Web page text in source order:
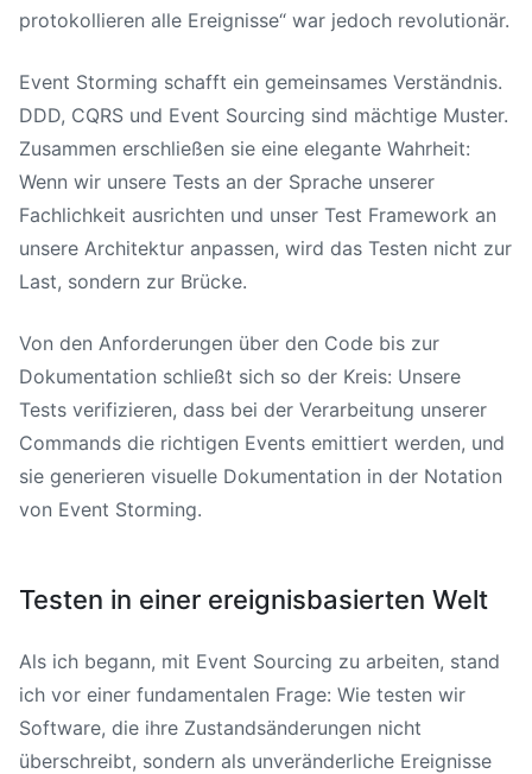
protokollieren alle Ereignisse“ war jedoch revolutionär.
Event Storming schafft ein gemeinsames Verständnis.
DDD, CQRS und Event Sourcing sind mächtige Muster.
Zusammen erschließen sie eine elegante Wahrheit:
Wenn wir unsere Tests an der Sprache unserer
Fachlichkeit ausrichten und unser Test Framework an
unsere Architektur anpassen, wird das Testen nicht zur
Last, sondern zur Brücke.
Von den Anforderungen über den Code bis zur
Dokumentation schließt sich so der Kreis: Unsere
Tests verifizieren, dass bei der Verarbeitung unserer
Commands die richtigen Events emittiert werden, und
sie generieren visuelle Dokumentation in der Notation
von Event Storming.
Testen in einer ereignisbasierten Welt
Als ich begann, mit Event Sourcing zu arbeiten, stand
ich vor einer fundamentalen Frage: Wie testen wir
Software, die ihre Zustandsänderungen nicht
überschreibt, sondern als unveränderliche Ereignisse